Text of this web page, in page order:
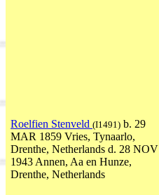
Roelfien Stenveld (I1491) b. 29
MAR 1859 Vries, Tynaarlo,
Drenthe, Netherlands d. 28 NOV
1943 Annen, Aa en Hunze,
Drenthe, Netherlands